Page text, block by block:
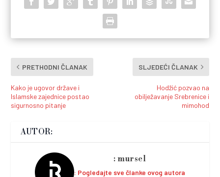
PRETHODNI ČLANAK
Kako je ugovor države i
Islamske zajednice postao
sigurnosno pitanje
SLJEDEĆI ČLANAK
Hodžić pozvao na
obilježavanje Srebrenice i
mimohod
AUTOR:
mursel
Pogledajte sve članke ovog autora